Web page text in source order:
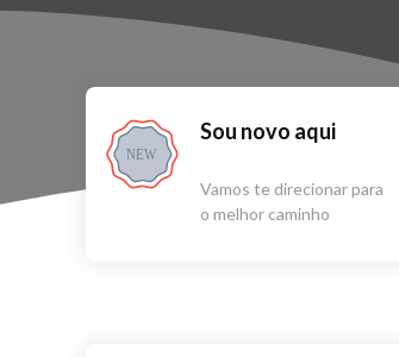
NEW
Sou novo aqui
Vamos te direcionar para
o melhor caminho